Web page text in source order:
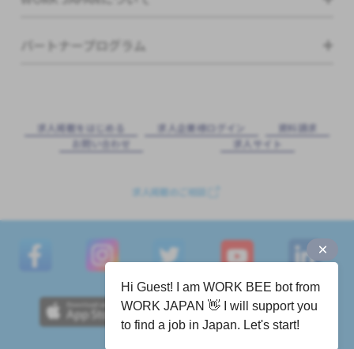
パートナープログラム
求⼈掲載をはじめる 求⼈企業様ログイン
資料請求
お問い合わせ
求⼈サイト
求人掲載のご相談
Hi Guest! I am WORK BEE bot from
WORK JAPAN 👋 I will support you
to find a job in Japan. Let's start!